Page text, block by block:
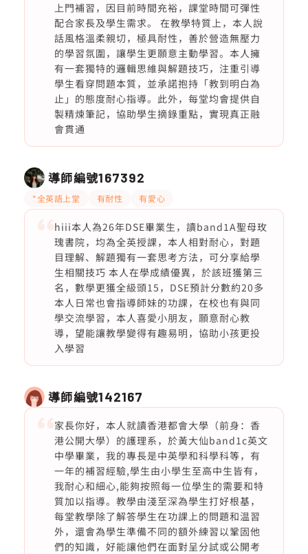
上門補習，因目前時間充裕，課堂時間可彈性
配合家長及學生需求。 在教學特質上，本人說
話風格溫柔親切，極具耐性，善於營造無壓力
的學習氛圍，讓學生更願意主動學習。本人擁
有一套獨特的邏輯思維與解題技巧，注重引導
學生看穿問題本質，並承諾抱持「教到明白為
止」的態度耐心指導。此外，每堂均會提供自
製精煉筆記，協助學生摘錄重點，實現真正融
會貫通
導師編號167392
*全英語上堂 有耐性 有愛心
hiii本人為26年DSE畢業生，讀band1A聖母玫
瑰書院，均為全英授課，本人相對耐心，對題
目理解、解題獨有一套思考方法，可分享給學
生相關技巧 本人在學成績優異，於該班獲第三
名，數學更獲全級頭15，DSE預計分數約20多
本人日常也會指導師妹的功課，在校也有與同
學交流學習，本人喜愛小朋友，願意耐心教
導，望能讓教學變得有趣易明，協助小孩更投
入學習
導師編號142167
家長你好，本人就讀香港都會大學（前身：香
港公開大學）的護理系，於黃大仙band1c英文
中學畢業，我的專長是中英學和科學科等，有
一年的補習經驗,學生由小學生至高中生皆有，
我耐心和細心,能夠按照每一位學生的需要和特
質加以指導。教學由淺至深為學生打好根基，
每堂教學除了解答學生在功課上的問題和温習
外，還會為學生準備不同的額外練習以鞏固他
們的知識，好能讓他們在面對呈分試或公開考